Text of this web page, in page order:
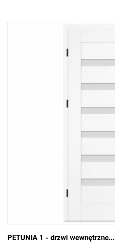
PETUNIA 1 - drzwi wewnętrzne...